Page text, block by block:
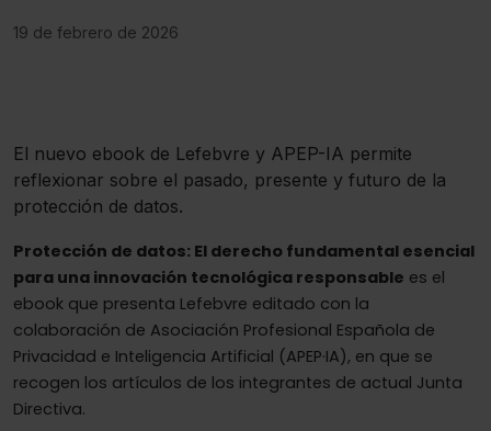
19 de febrero de 2026
El nuevo ebook de Lefebvre y APEP-IA permite
reflexionar sobre el pasado, presente y futuro de la
protección de datos.
Protección de datos: El derecho fundamental esencial
para una innovación tecnológica responsable es el
ebook que presenta Lefebvre editado con la
colaboración de Asociación Profesional Española de
Privacidad e Inteligencia Artificial (APEP·IA), en que se
recogen los artículos de los integrantes de actual Junta
Directiva.